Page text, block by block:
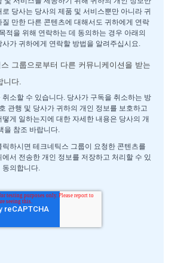
당사는 당사의 제품 및 서비스뿐만 아니라 귀
만한 다른 콘텐츠에 대해서도 귀하에게 연락
적을 위해 연락하는 데 동의하는 경우 아래의
사가 귀하에게 연락할 방법을 알려주십시요.
그룹으로부터 다른 커뮤니케이션을 받는
니다.
취소할 수 있습니다. 당사가 구독을 취소하는 방
관행 및 당사가 귀하의 개인 정보를 보호하고
떻게 일하는지에 대한 자세한 내용은 당사의 개
을 참조 바랍니다.
릭하시면 테크네틱스 그룹이 요청한 콘텐츠를
서 전송한 개인 정보를 저장하고 처리할 수 있
동의합니다.